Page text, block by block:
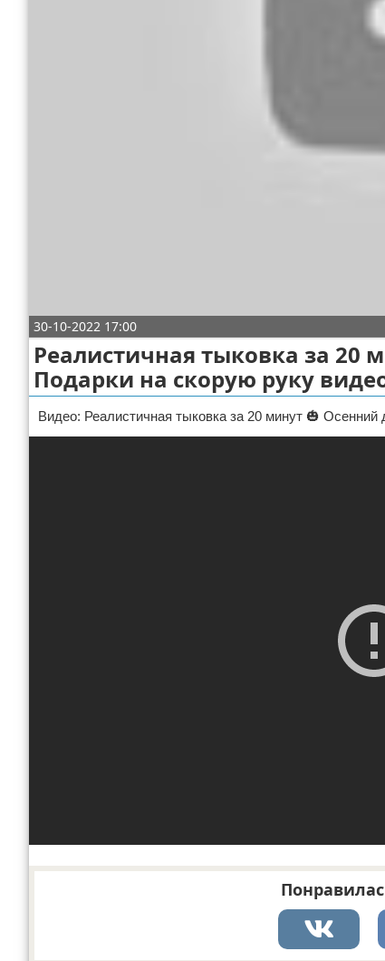
30-10-2022 17:00
Реалистичная тыковка за 20
Подарки на скорую руку
Видео: Реалистичная тыковка за 20 минут 🎃